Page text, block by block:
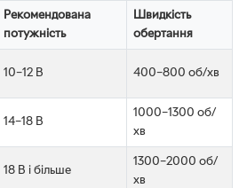
Рекомендована
потужність
Швидкість
обертання
10–12 В 400–800 об/хв
14–18 В
1000–1300 об/
хв
18 В і більше
1300–2000 об/
хв